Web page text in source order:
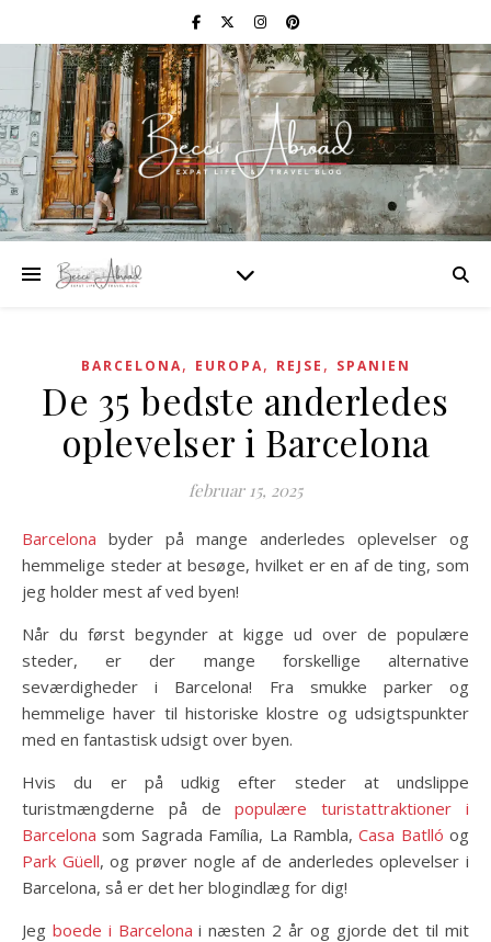
BARCELONA, EUROPA, REJSE , SPANIEN
De 35 bedste anderledes
oplevelser i Barcelona
februar 15, 2025
Barcelona byder på mange anderledes oplevelser og
hemmelige steder at besøge, hvilket er en af de ting, som
jeg holder mest af ved byen!
Når du først begynder at kigge ud over de populære
steder, er der mange forskellige alternative
seværdigheder i Barcelona! Fra smukke parker og
hemmelige haver til historiske klostre og udsigtspunkter
med en fantastisk udsigt over byen.
Hvis du er på udkig efter steder at undslippe
turistmængderne på depopulære turistattraktioner i
Barcelona som Sagrada Família, La Rambla,Casa Batlló og
Park Güell, og prøver nogle af de anderledes oplevelser i
Barcelona, så er det her blogindlæg for dig!
Jeg boede i Barcelona i næsten 2 år og gjorde det til mit